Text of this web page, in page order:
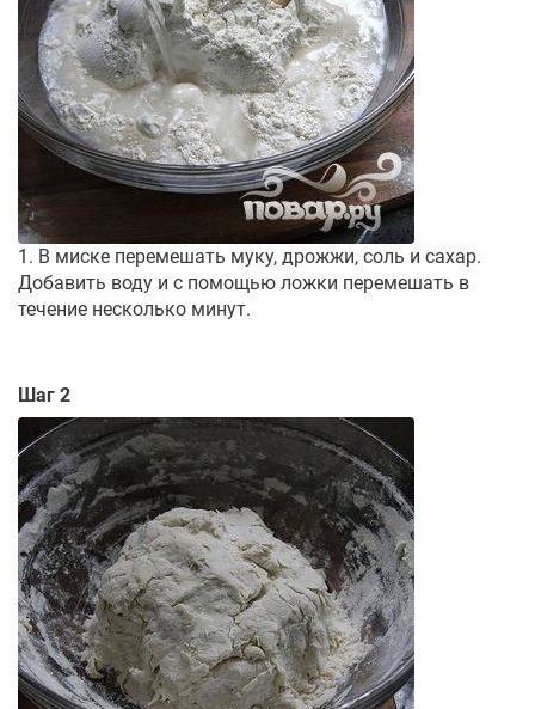
1. В миске перемешать муку, дрожжи, соль и сахар.
Добавить воду и с помощью ложки перемешать в
течение несколько минут.
Шаг 2